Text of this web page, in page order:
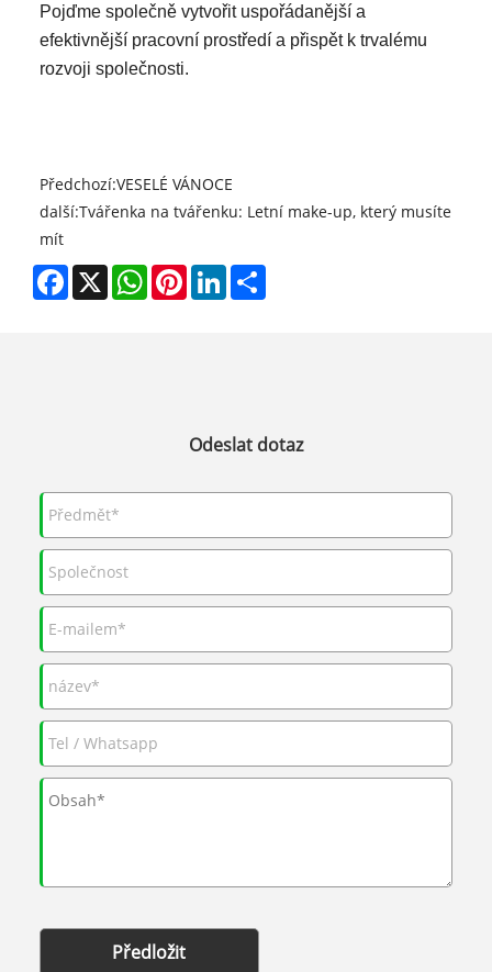
Pojďme společně vytvořit uspořádanější a
efektivnější pracovní prostředí a přispět k trvalému
rozvoji společnosti.
Předchozí:VESELÉ VÁNOCE
další:Tvářenka na tvářenku: Letní make-up, který musíte
mít
Facebook
X WhatsAppPinterestLinkedInShare
Odeslat dotaz
Předložit